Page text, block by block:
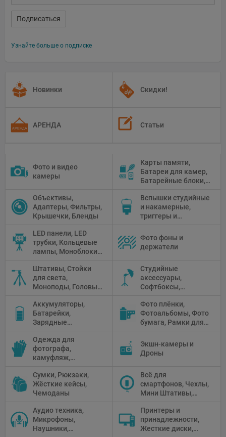
Подписаться
Узнайте больше о подписке
Новинки Скидки!
АРЕНДА Статьи
Фото и видео
камеры
Карты памяти,
Батареи для камер,
Батарейные блоки,
Объективы,
Адаптеры, Фильтры,
Крышечки, Бленды
Вспышки студийные
и накамерные,
триггеры и
LED панели, LED
трубки, Кольцевые
лампы, Моноблоки,
Флуоресцентное и
галогенное
освещение
Фото фоны и
держатели
Штативы, Стойки
для света,
Моноподы, Головы
Студийные
аксессуары,
Софтбоксы,
Рефлекторы,
Отражатели,
Предметные
Аккумуляторы,
Батарейки,
Зарядные
питания, Солнечные
панели
Фото плёнки,
Фотоальбомы, Фото
бумага, Рамки для
камеры
Одежда для
фотографа,
камуфляж,
Экшн-камеры и
Дроны
Сумки, Рюкзаки,
Жёсткие кейсы,
Чемоданы
Всё для
смартфонов, Чехлы,
Мини Штативы,
Аудио техника,
Микрофоны,
Наушники,
Принтеры и
принадлежности,
Жесткие диски,